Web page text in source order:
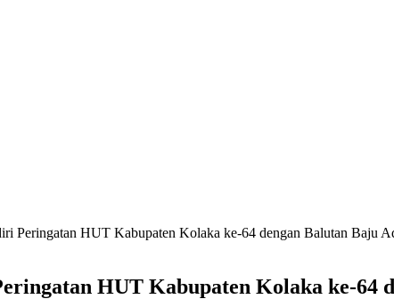
Peringatan HUT Kabupaten Kolaka ke-64 dengan Balutan Baju
HUT Kabupaten Kolaka ke-64